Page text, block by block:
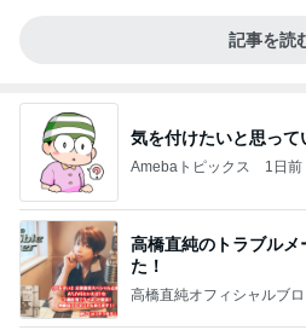
記事を読
気を付けたいと思って
Amebaトピックス 1日前
高橋直純のトラブル
た！
高橋直純オフィシャルブロ